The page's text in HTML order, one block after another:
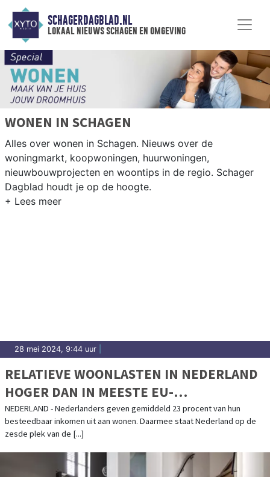
SCHAGERDAGBLAD.NL
lokaal nieuws schagen en omgeving
WONEN IN SCHAGEN
Alles over wonen in Schagen. Nieuws over de
woningmarkt, koopwoningen, huurwoningen,
nieuwbouwprojecten en woontips in de regio. Schager
Dagblad houdt je op de hoogte.
28 mei 2024, 9:44 uur
RELATIEVE WOONLASTEN IN NEDERLAND
HOGER DAN IN MEESTE EU-
LANDENWONEN
NEDERLAND - Nederlanders geven gemiddeld 23 procent van hun
besteedbaar inkomen uit aan wonen. Daarmee staat Nederland op de
zesde plek van de [...]